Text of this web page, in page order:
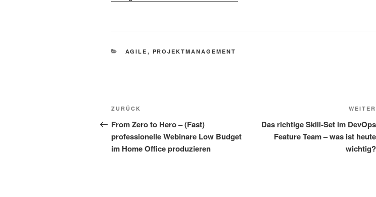
KATEGORIEN
AGILE , PROJEKTMANAGEMENT
Beitragsnavigation
Vorheriger
Beitrag
ZURÜCK
From Zero to Hero – (Fast)
professionelle Webinare Low Budget
im Home Office produzieren
WEITER
Das richtige Skill-Set im DevOps
Feature Team – was ist heute
wichtig?